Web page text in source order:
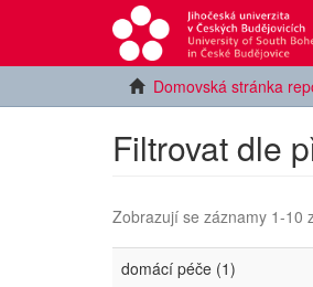
Domovská stránka
Filtrovat dle
Zobrazují se záznamy 1-10
domácí péče (1)